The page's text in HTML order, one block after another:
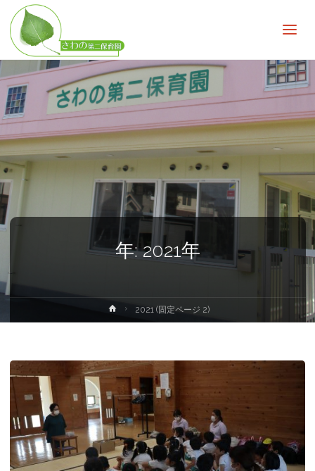
二
保
育
園
子
ど
も
限
可
能
性
げ
る
年:2021年
ホ
ー
2021 (固定ページ 2)